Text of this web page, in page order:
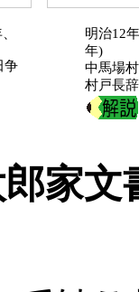
争
明治12
年)
中馬場
村戸長
家文